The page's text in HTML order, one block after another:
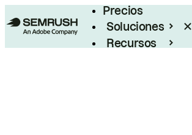
Precios
Soluciones
Recursos